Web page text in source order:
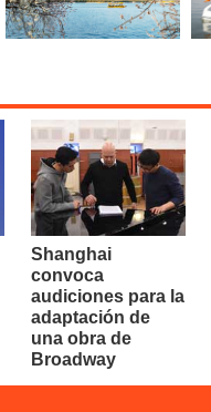
Shanghai
convoca
audiciones para la
adaptación de
una obra de
Broadway